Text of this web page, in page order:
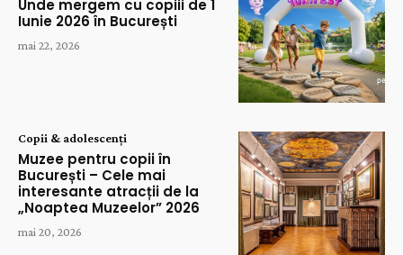
Unde mergem cu copiii de 1
Iunie 2026 în București
mai 22, 2026
Copii & adolescenți
Muzee pentru copii în
București – Cele mai
interesante atracții de la
„Noaptea Muzeelor” 2026
mai 20, 2026